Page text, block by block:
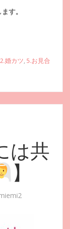
す。
婚カツ,5.お見合
は共
】